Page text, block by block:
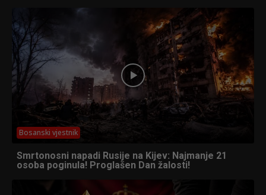
Bosanski vjestnik
Smrtonosni napadi Rusije na Kijev: Najmanje 21
osoba poginula! Proglašen Dan žalosti!